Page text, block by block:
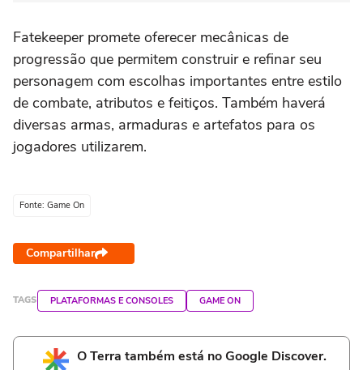
Fatekeeper promete oferecer mecânicas de
progressão que permitem construir e refinar seu
personagem com escolhas importantes entre estilo
de combate, atributos e feitiços. Também haverá
diversas armas, armaduras e artefatos para os
jogadores utilizarem.
Fonte: Game On
Compartilhar
TAGS PLATAFORMAS E CONSOLES GAME ON
O Terra também está no Google Discover.